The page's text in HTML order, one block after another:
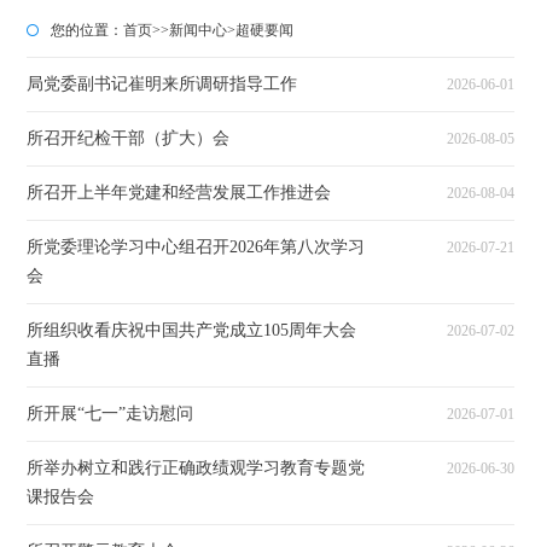
您的位置：首页>>新闻中心>超硬要闻
局党委副书记崔明来所调研指导工作 2026-06-01
所召开纪检干部（扩大）会 2026-08-05
所召开上半年党建和经营发展工作推进会 2026-08-04
所党委理论学习中心组召开2026年第八次学习
会
2026-07-21
所组织收看庆祝中国共产党成立105周年大会
直播
2026-07-02
所开展“七一”走访慰问 2026-07-01
所举办树立和践行正确政绩观学习教育专题党
课报告会
2026-06-30